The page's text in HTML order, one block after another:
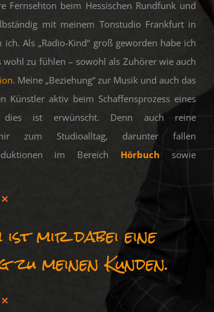
Fernsehton beim Hessischen Rundfunk und
mit meinem Tonstudio Frankfurt in
Als „Radio-Kind“ groß geworden habe ich
zu fühlen – sowohl als Zuhörer wie auch
. Meine „Beziehung“ zur Musik und auch das
Künstler aktiv beim Schaffensprozess eines
dies ist erwünscht. Denn auch reine
zum Studioalltag, darunter fallen
im Bereich Hörbuch sowie
mir dabei eine
meinen Kunden.